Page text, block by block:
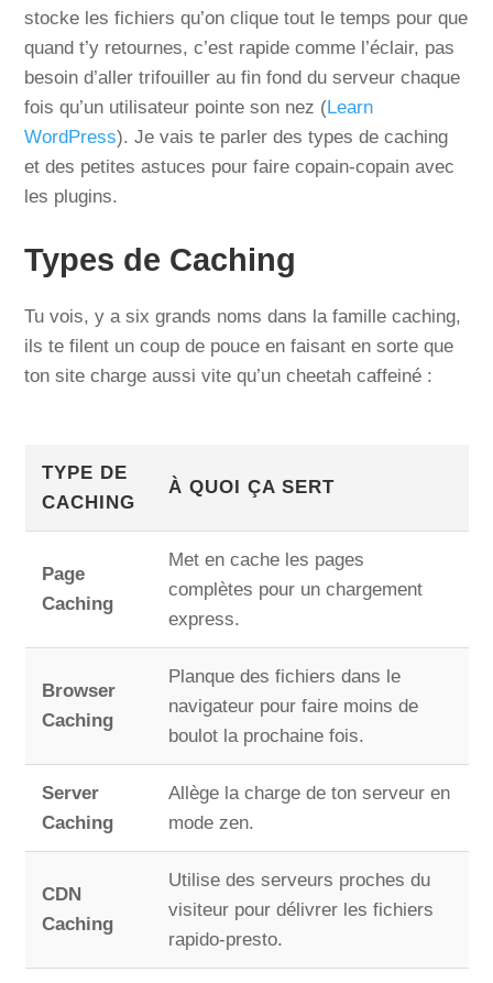
stocke les fichiers qu’on clique tout le temps pour que
quand t’y retournes, c’est rapide comme l’éclair, pas
besoin d’aller trifouiller au fin fond du serveur chaque
fois qu’un utilisateur pointe son nez (Learn
WordPress). Je vais te parler des types de caching
et des petites astuces pour faire copain-copain avec
les plugins.
Types de Caching
Tu vois, y a six grands noms dans la famille caching,
ils te filent un coup de pouce en faisant en sorte que
ton site charge aussi vite qu’un cheetah caffeiné :
TYPE DE
CACHING
À QUOI ÇA SERT
Page
Caching
Met en cache les pages
complètes pour un chargement
express.
Browser
Caching
Planque des fichiers dans le
navigateur pour faire moins de
boulot la prochaine fois.
Server
Caching
Allège la charge de ton serveur en
mode zen.
CDN
Caching
Utilise des serveurs proches du
visiteur pour délivrer les fichiers
rapido-presto.